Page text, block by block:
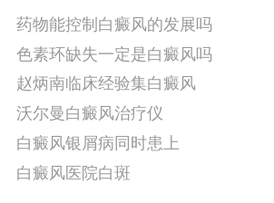
药物能控制白癜风的发展吗
色素环缺失一定是白癜风吗
赵炳南临床经验集白癜风
沃尔曼白癜风治疗仪
白癜风银屑病同时患上
白癜风医院白斑